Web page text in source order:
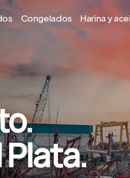
Congelados Harina y
Plata.